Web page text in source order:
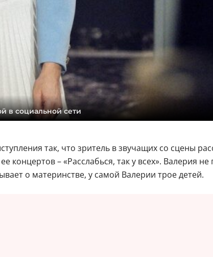
в социальной сети
так, что зритель в звучащих со сцены
концертов – «Расслабься, так у всех». Валерия
о материнстве, у самой Валерии трое детей.